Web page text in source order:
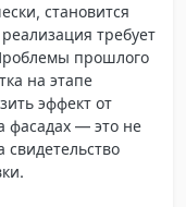
становится
требует
прошлого
на этапе
эффект от
фасадах — это не
свидетельство